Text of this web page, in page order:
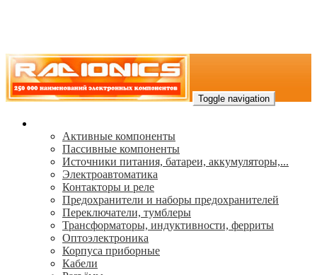
Toggle navigation
Активные компоненты
Пассивные компоненты
Источники питания, батареи, аккумуляторы,...
Электроавтоматика
Контакторы и реле
Предохранители и наборы предохранителей
Переключатели, тумблеры
Трансформаторы, индуктивности, ферриты
Oптоэлектроника
Корпуса приборные
Кабели